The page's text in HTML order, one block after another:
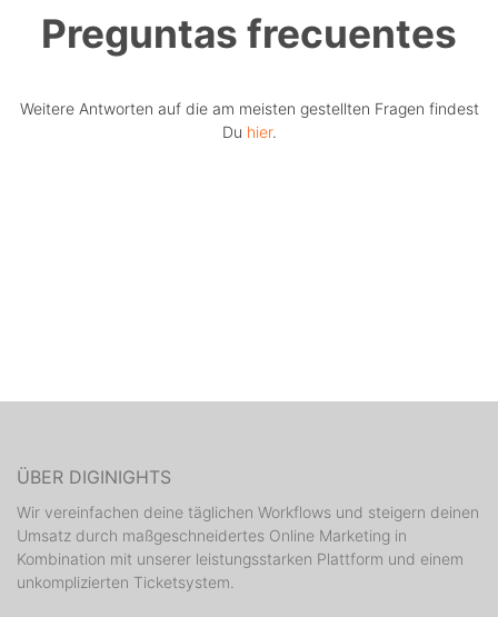
Preguntas frecuentes
Weitere Antworten auf die am meisten gestellten Fragen findest
Du hier.
ÜBER DIGINIGHTS
Wir vereinfachen deine täglichen Workflows und steigern deinen
Umsatz durch maßgeschneidertes Online Marketing in
Kombination mit unserer leistungsstarken Plattform und einem
unkomplizierten Ticketsystem.